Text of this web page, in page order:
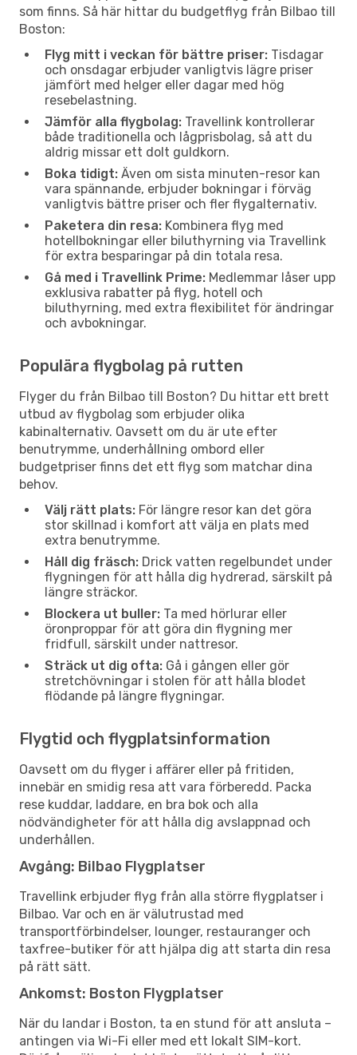
som finns. Så här hittar du budgetflyg från Bilbao till
Boston:
Flyg mitt i veckan för bättre priser: Tisdagar
och onsdagar erbjuder vanligtvis lägre priser
jämfört med helger eller dagar med hög
resebelastning.
Jämför alla flygbolag: Travellink kontrollerar
både traditionella och lågprisbolag, så att du
aldrig missar ett dolt guldkorn.
Boka tidigt: Även om sista minuten-resor kan
vara spännande, erbjuder bokningar i förväg
vanligtvis bättre priser och fler flygalternativ.
Paketera din resa: Kombinera flyg med
hotellbokningar eller biluthyrning via Travellink
för extra besparingar på din totala resa.
Gå med i Travellink Prime: Medlemmar låser upp
exklusiva rabatter på flyg, hotell och
biluthyrning, med extra flexibilitet för ändringar
och avbokningar.
Populära flygbolag på rutten
Flyger du från Bilbao till Boston? Du hittar ett brett
utbud av flygbolag som erbjuder olika
kabinalternativ. Oavsett om du är ute efter
benutrymme, underhållning ombord eller
budgetpriser finns det ett flyg som matchar dina
behov.
Välj rätt plats: För längre resor kan det göra
stor skillnad i komfort att välja en plats med
extra benutrymme.
Håll dig fräsch: Drick vatten regelbundet under
flygningen för att hålla dig hydrerad, särskilt på
längre sträckor.
Blockera ut buller: Ta med hörlurar eller
öronproppar för att göra din flygning mer
fridfull, särskilt under nattresor.
Sträck ut dig ofta: Gå i gången eller gör
stretchövningar i stolen för att hålla blodet
flödande på längre flygningar.
Flygtid och flygplatsinformation
Oavsett om du flyger i affärer eller på fritiden,
innebär en smidig resa att vara förberedd. Packa
rese kuddar, laddare, en bra bok och alla
nödvändigheter för att hålla dig avslappnad och
underhållen.
Avgång: Bilbao Flygplatser
Travellink erbjuder flyg från alla större flygplatser i
Bilbao. Var och en är välutrustad med
transportförbindelser, lounger, restauranger och
taxfree-butiker för att hjälpa dig att starta din resa
på rätt sätt.
Ankomst: Boston Flygplatser
När du landar i Boston, ta en stund för att ansluta –
antingen via Wi-Fi eller med ett lokalt SIM-kort.